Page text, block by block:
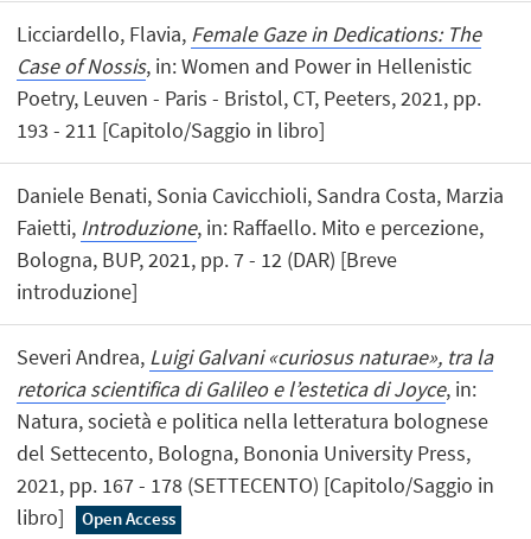
Licciardello, Flavia, Female Gaze in Dedications: The
Case of Nossis, in: Women and Power in Hellenistic
Poetry, Leuven - Paris - Bristol, CT, Peeters, 2021, pp.
193 - 211 [Capitolo/Saggio in libro]
Daniele Benati, Sonia Cavicchioli, Sandra Costa, Marzia
Faietti, Introduzione, in: Raffaello. Mito e percezione,
Bologna, BUP, 2021, pp. 7 - 12 (DAR) [Breve
introduzione]
Severi Andrea, Luigi Galvani «curiosus naturae», tra la
retorica scientifica di Galileo e l’estetica di Joyce, in:
Natura, società e politica nella letteratura bolognese
del Settecento, Bologna, Bononia University Press,
2021, pp. 167 - 178 (SETTECENTO) [Capitolo/Saggio in
libro]
Open Access